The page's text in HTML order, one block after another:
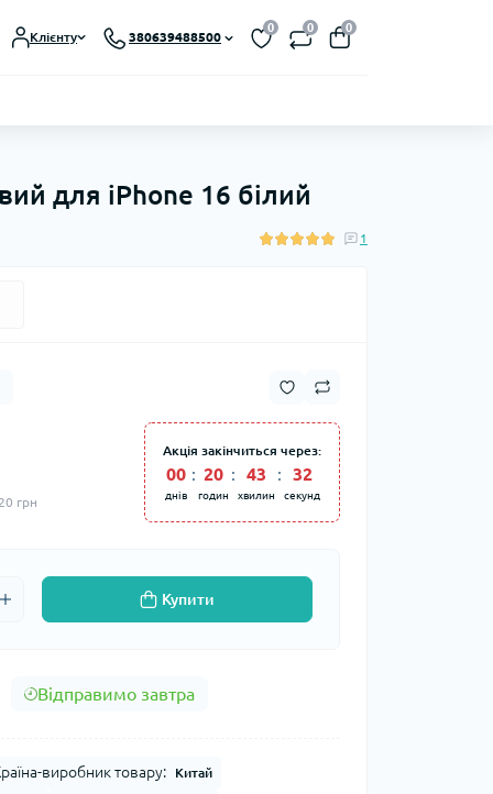
Клієнту 380639488500
0 0 0
для iPhone 16 білий
1
грн
Акція закінчиться через:
00
днів
: 20
годин
: 43
хвилин
: 30
секунд
Купити
Відправимо завтра
виробник товару: Китай